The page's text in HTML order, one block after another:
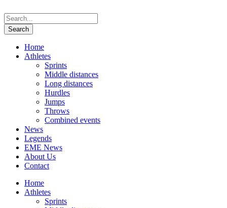
Home
Athletes
Sprints
Middle distances
Long distances
Hurdles
Jumps
Throws
Combined events
News
Legends
EME News
About Us
Contact
Home
Athletes
Sprints